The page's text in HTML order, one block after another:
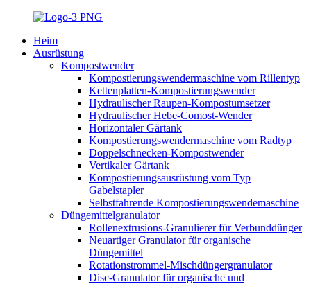
Heim
Ausrüstung
Kompostwender
Kompostierungswendermaschine vom Rillentyp
Kettenplatten-Kompostierungswender
Hydraulischer Raupen-Kompostumsetzer
Hydraulischer Hebe-Comost-Wender
Horizontaler Gärtank
Kompostierungswendermaschine vom Radtyp
Doppelschnecken-Kompostwender
Vertikaler Gärtank
Kompostierungsausrüstung vom Typ
Gabelstapler
Selbstfahrende Kompostierungswendemaschine
Düngemittelgranulator
Rollenextrusions-Granulierer für Verbunddünger
Neuartiger Granulator für organische
Düngemittel
Rotationstrommel-Mischdüngergranulator
Disc-Granulator für organische und